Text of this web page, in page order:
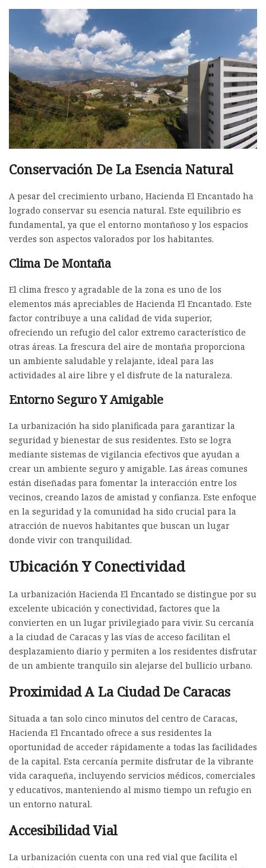
Conservación De La Esencia Natural
A pesar del crecimiento urbano, Hacienda El Encantado ha
logrado conservar su esencia natural. Este equilibrio es
fundamental, ya que el entorno montañoso y los espacios
verdes son aspectos valorados por los habitantes.
Clima De Montaña
El clima fresco y agradable de la zona es uno de los
elementos más apreciables de Hacienda El Encantado. Este
factor contribuye a una calidad de vida superior,
ofreciendo un refugio del calor extremo característico de
otras áreas. La frescura del aire de montaña proporciona
un ambiente saludable y relajante, ideal para las
actividades al aire libre y el disfrute de la naturaleza.
Entorno Seguro Y Amigable
La urbanización ha sido planificada para garantizar la
seguridad y bienestar de sus residentes. Esto se logra
mediante sistemas de vigilancia efectivos que ayudan a
crear un ambiente seguro y amigable. Las áreas comunes
están diseñadas para fomentar la interacción entre los
vecinos, creando lazos de amistad y confianza. Este enfoque
en la seguridad y la comunidad ha sido crucial para la
atracción de nuevos habitantes que buscan un lugar
donde vivir con tranquilidad.
Ubicación Y Conectividad
La urbanización Hacienda El Encantado se distingue por su
excelente ubicación y conectividad, factores que la
convierten en un lugar privilegiado para vivir. Su cercanía
a la ciudad de Caracas y las vías de acceso facilitan el
desplazamiento diario y permiten a los residentes disfrutar
de un ambiente tranquilo sin alejarse del bullicio urbano.
Proximidad A La Ciudad De Caracas
Situada a tan solo cinco minutos del centro de Caracas,
Hacienda El Encantado ofrece a sus residentes la
oportunidad de acceder rápidamente a todas las facilidades
de la capital. Esta cercanía permite disfrutar de la vibrante
vida caraqueña, incluyendo servicios médicos, comerciales
y educativos, manteniendo al mismo tiempo un refugio en
un entorno natural.
Accesibilidad Vial
La urbanización cuenta con una red vial que facilita el